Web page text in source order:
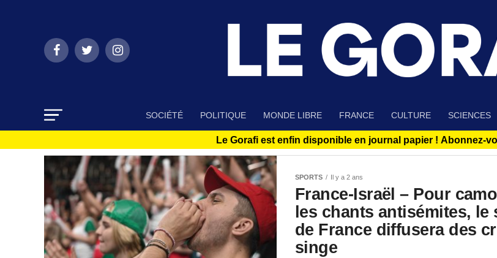
SOCIÉTÉ POLITIQUE MONDE LIBRE FRANCE CULTURE SCIENCES
Le Gorafi est enfin disponible en journal papier ! Abonnez-
SPORTS Il y a 2 ans
France-Israël – Pour
les chants antisémites, le
de France diffusera des
singe